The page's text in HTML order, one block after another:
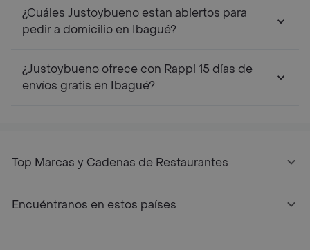
¿Cuáles Justoybueno estan abiertos para
pedir a domicilio en Ibagué?
¿Justoybueno ofrece con Rappi 15 días de
envíos gratis en Ibagué?
Top Marcas y Cadenas de Restaurantes
Encuéntranos en estos países